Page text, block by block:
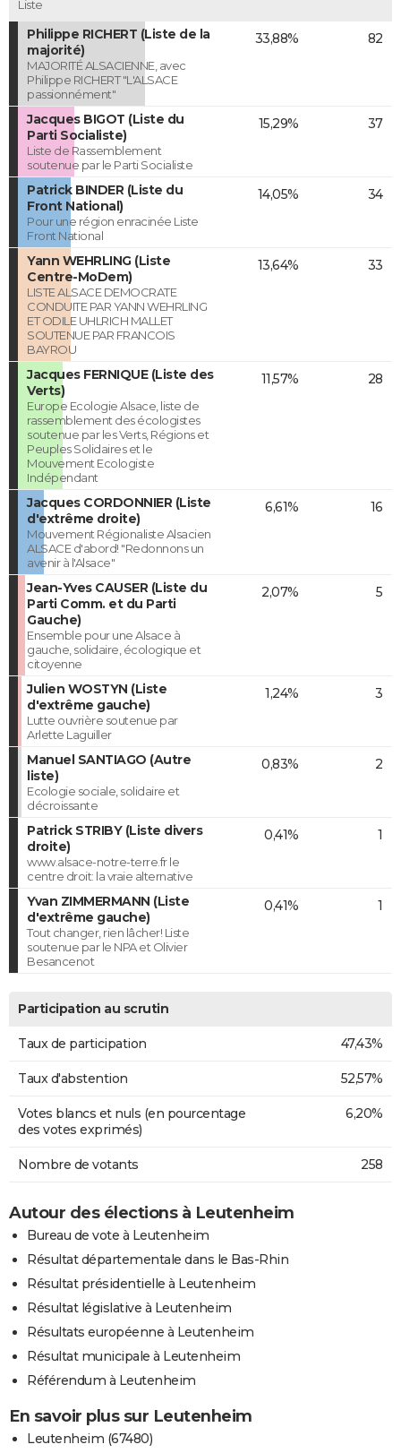
Liste
Philippe RICHERT (Liste de la
majorité)
MAJORITÉ ALSACIENNE, avec
Philippe RICHERT "L'ALSACE
passionnément"
33,88% 82
Jacques BIGOT (Liste du
Parti Socialiste)
Liste de Rassemblement
soutenue par le Parti Socialiste
15,29% 37
Patrick BINDER (Liste du
Front National)
Pour une région enracinée Liste
Front National
14,05% 34
Yann WEHRLING (Liste
Centre-MoDem)
LISTE ALSACE DEMOCRATE
CONDUITE PAR YANN WEHRLING
ET ODILE UHLRICH MALLET
SOUTENUE PAR FRANCOIS
BAYROU
13,64% 33
Jacques FERNIQUE (Liste des
Verts)
Europe Ecologie Alsace, liste de
rassemblement des écologistes
soutenue par les Verts, Régions et
Peuples Solidaires et le
Mouvement Ecologiste
Indépendant
11,57% 28
Jacques CORDONNIER (Liste
d'extrême droite)
Mouvement Régionaliste Alsacien
ALSACE d'abord! "Redonnons un
avenir à l'Alsace"
6,61% 16
Jean-Yves CAUSER (Liste du
Parti Comm. et du Parti
Gauche)
Ensemble pour une Alsace à
gauche, solidaire, écologique et
citoyenne
2,07% 5
Julien WOSTYN (Liste
d'extrême gauche)
Lutte ouvrière soutenue par
Arlette Laguiller
1,24% 3
Manuel SANTIAGO (Autre
liste)
Ecologie sociale, solidaire et
décroissante
0,83% 2
Patrick STRIBY (Liste divers
droite)
www.alsace-notre-terre.fr le
centre droit: la vraie alternative
0,41% 1
Yvan ZIMMERMANN (Liste
d'extrême gauche)
Tout changer, rien lâcher! Liste
soutenue par le NPA et Olivier
Besancenot
0,41% 1
Participation au scrutin
Taux de participation 47,43%
Taux d'abstention 52,57%
Votes blancs et nuls (en pourcentage
des votes exprimés)
6,20%
Nombre de votants 258
Autour des élections à Leutenheim
Bureau de vote à Leutenheim
Résultat départementale dans le Bas-Rhin
Résultat présidentielle à Leutenheim
Résultat législative à Leutenheim
Résultats européenne à Leutenheim
Résultat municipale à Leutenheim
Référendum à Leutenheim
En savoir plus sur Leutenheim
Leutenheim (67480)